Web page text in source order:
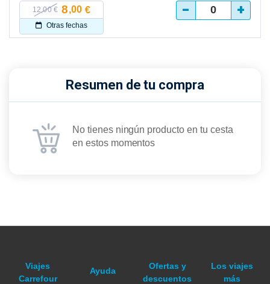
12,00 € 8,00 €
Otras fechas
- +
Resumen de tu compra
No tienes ningún producto en tu cesta
en estos momentos
Viajes
Carrefour
Ayuda
Ofertas y
descuentos
Los viajes
más